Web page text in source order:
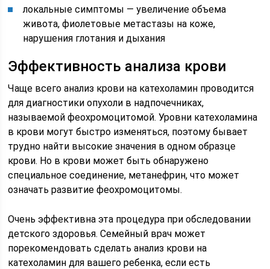
локальные симптомы — увеличение объема
живота, фиолетовые метастазы на коже,
нарушения глотания и дыхания
Эффективность анализа крови
Чаще всего анализ крови на катехоламин проводится
для диагностики опухоли в надпочечниках,
называемой феохромоцитомой. Уровни катехоламина
в крови могут быстро изменяться, поэтому бывает
трудно найти высокие значения в одном образце
крови. Но в крови может быть обнаружено
специальное соединение, метанефрин, что может
означать развитие феохромоцитомы.
Очень эффективна эта процедура при обследовании
детского здоровья. Семейный врач может
порекомендовать сделать анализ крови на
катехоламин для вашего ребенка, если есть